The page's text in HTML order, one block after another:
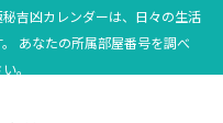
吉凶カレンダーは、日々の生活
あなたの所属部屋番号を調べ
。